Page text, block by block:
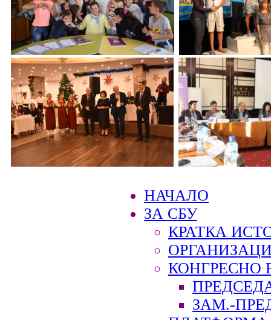
НАЧАЛО
ЗА СБУ
КРАТКА
КОНГРЕСНО
ЗАМ.-